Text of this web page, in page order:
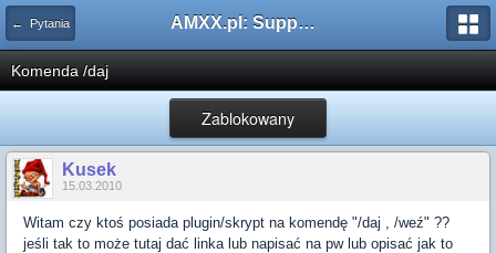
← Pytania AMXX.pl: Support AMX Mod X i SourceMod
Komenda /daj
Zablokowany
Kusek
15.03.2010
Witam czy ktoś posiada plugin/skrypt na komendę "/daj , /weź" ??
jeśli tak to może tutaj dać linka lub napisać na pw lub opisać jak to